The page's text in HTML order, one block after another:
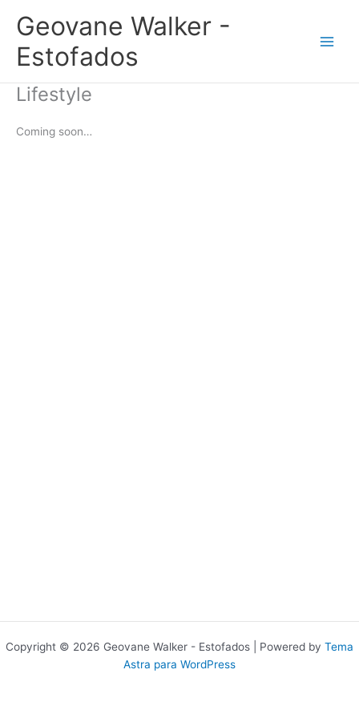
para
conteúdo
Geovane Walker -
Estofados
Lifestyle
Coming soon…
Copyright © 2026 Geovane Walker - Estofados | Powered by Tema
Astra para WordPress